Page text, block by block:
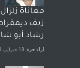
معاناة
زيف
رشاد أبو
آراء حرة 18 فبراير، 2023